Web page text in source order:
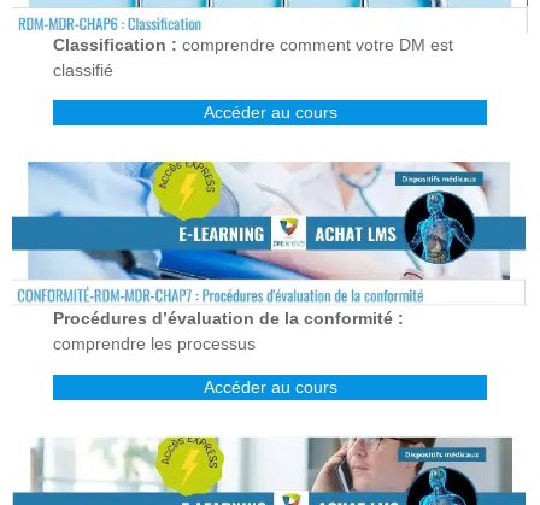
Classification : comprendre comment votre DM est
classifié
Accéder au cours
Procédures d’évaluation de la conformité :
comprendre les processus
Accéder au cours